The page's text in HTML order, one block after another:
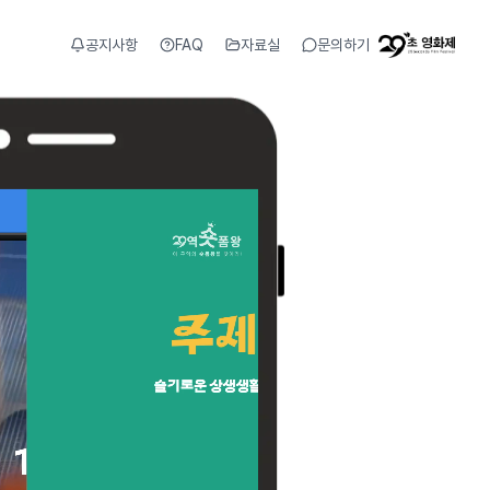
공지사항 FAQ 자료실 문의하기